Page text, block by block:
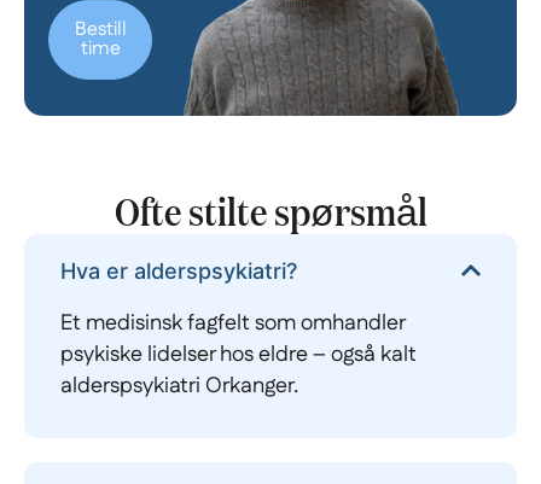
Bestill
time
Ofte stilte spørsmål
Hva er alderspsykiatri?
Et medisinsk fagfelt som omhandler
psykiske lidelser hos eldre – også kalt
alderspsykiatri Orkanger.